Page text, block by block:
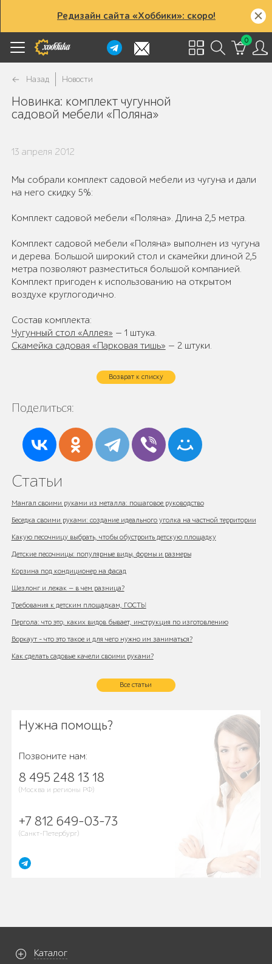
Редизайн сайта «Хоббики»: скоро!
0
Назад Новости
Новинка: комплект чугунной
садовой мебели «Поляна»
13 апреля 2012
Мы собрали комплект садовой мебели из чугуна и дали
на него скидку 5%:
Комплект садовой мебели «Поляна». Длина 2,5 метра.
Комплект садовой мебели «Поляна» выполнен из чугуна
и дерева. Большой широкий стол и скамейки длиной 2,5
метра позволяют разместиться большой компанией.
Комплект пригоден к использованию на открытом
воздухе круглогодично.
Состав комплекта:
Чугунный стол «Аллея» — 1 штука.
Скамейка садовая «Парковая тишь» — 2 штуки.
Возврат к списку
Поделиться:
Статьи
Мангал своими руками из металла: пошаговое руководство
Беседка своими руками: создание идеального уголка на частной территории
Какую песочницу выбрать, чтобы обустроить детскую площадку
Детские песочницы: популярные виды, формы и размеры
Корзина под кондиционер на фасад
Шезлонг и лежак — в чем разница?
Требования к детским площадкам, ГОСТЫ
Пергола: что это, каких видов бывает, инструкция по изготовлению
Воркаут - что это такое и для чего нужно им заниматься?
Как сделать садовые качели своими руками?
Все статьи
Нужна помощь?
Позвоните нам:
8 495 248 13 18
(Москва и регионы РФ)
+7 812 649-03-73
(Санкт-Петербург)
Каталог